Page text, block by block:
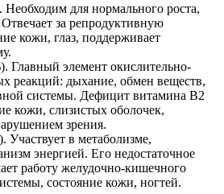
для нормального роста,
Отвечает за репродуктивную
кожи, глаз, поддерживает
Главный элемент окислительно-
реакций: дыхание, обмен веществ,
системы. Дефицит витамина B2
кожи, слизистых оболочек,
зрения.
Участвует в метаболизме,
энергией. Его недостаточное
работу желудочно-кишечного
состояние кожи, ногтей.